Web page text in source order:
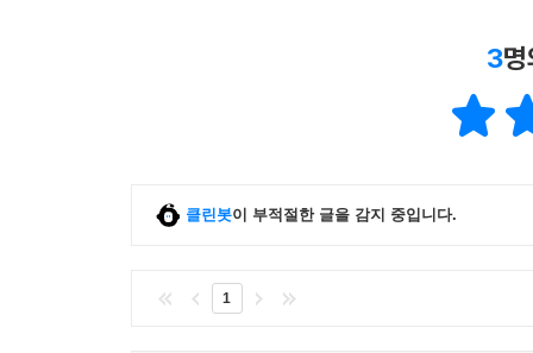
3
클린봇이 부적절한 글을 감지 중입니다.
1